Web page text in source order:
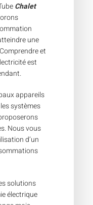
Chalet
une
et
est
appareils
systèmes
Nous vous
d’un
solutions
électrique